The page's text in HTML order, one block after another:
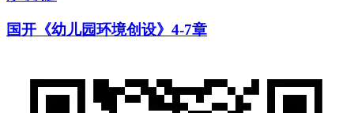
国开《幼儿园环境创设》4-7章